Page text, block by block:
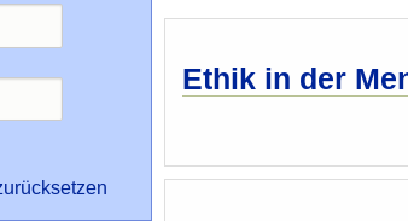
Ethik in der